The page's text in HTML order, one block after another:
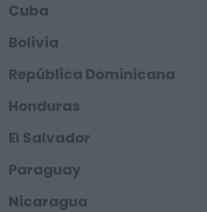
Cuba
Bolivia
República Dominicana
Honduras
El Salvador
Paraguay
Nicaragua